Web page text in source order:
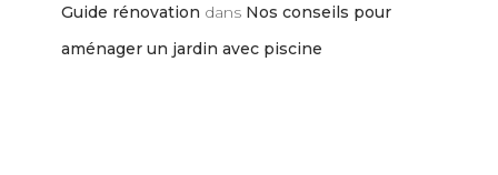
Guide rénovation dans Nos conseils pour
aménager un jardin avec piscine